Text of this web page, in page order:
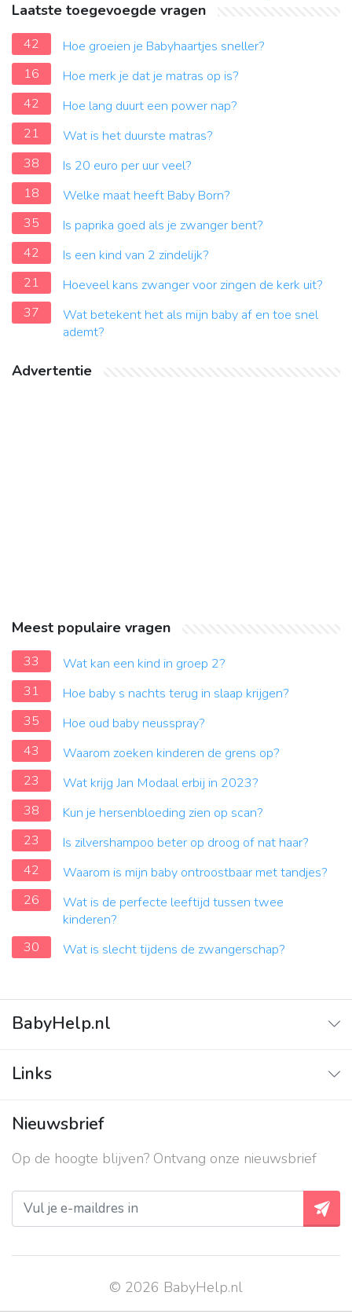
Laatste toegevoegde vragen
42
Hoe groeien je Babyhaartjes sneller?
16
Hoe merk je dat je matras op is?
42
Hoe lang duurt een power nap?
21
Wat is het duurste matras?
38
Is 20 euro per uur veel?
18
Welke maat heeft Baby Born?
35
Is paprika goed als je zwanger bent?
42
Is een kind van 2 zindelijk?
21
Hoeveel kans zwanger voor zingen de kerk uit?
37
Wat betekent het als mijn baby af en toe snel
ademt?
Advertentie
Meest populaire vragen
33
Wat kan een kind in groep 2?
31
Hoe baby s nachts terug in slaap krijgen?
35
Hoe oud baby neusspray?
43
Waarom zoeken kinderen de grens op?
23
Wat krijg Jan Modaal erbij in 2023?
38
Kun je hersenbloeding zien op scan?
23
Is zilvershampoo beter op droog of nat haar?
42
Waarom is mijn baby ontroostbaar met tandjes?
26
Wat is de perfecte leeftijd tussen twee
kinderen?
30
Wat is slecht tijdens de zwangerschap?
BabyHelp.nl
Vraag & Antwoord
Links
Contact
Over ons
Privacy beleid
Nieuwsbrief
Op de hoogte blijven? Ontvang onze nieuwsbrief
© 2026 BabyHelp.nl